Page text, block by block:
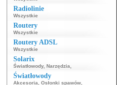
Radiolinie
Wszystkie
Routery
Wszystkie
Routery ADSL
Wszystkie
Solarix
Światłowody, Narzędzia
Światłowody
Akcesoria Osłonki spawów